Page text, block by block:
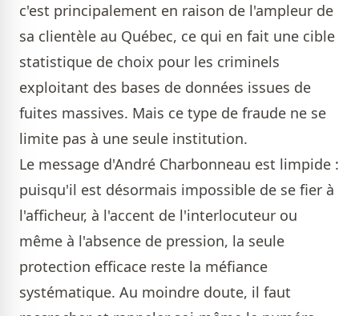
c'est principalement en raison de l'ampleur de
sa clientèle au Québec, ce qui en fait une cible
statistique de choix pour les criminels
exploitant des bases de données issues de
fuites massives. Mais ce type de fraude ne se
limite pas à une seule institution.
Le message d'André Charbonneau est limpide :
puisqu'il est désormais impossible de se fier à
l'afficheur, à l'accent de l'interlocuteur ou
même à l'absence de pression, la seule
protection efficace reste la méfiance
systématique. Au moindre doute, il faut